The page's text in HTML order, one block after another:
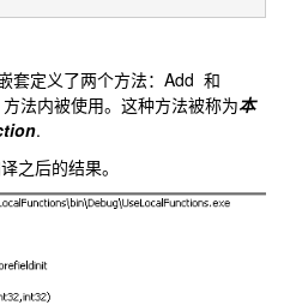
套定义了两个方法：Add 和
法内被使用。这种方法被称为本
.
之后的结果。